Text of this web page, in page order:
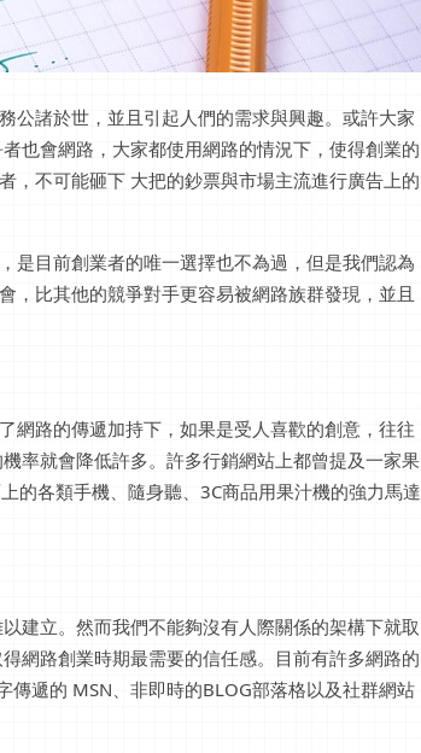
公諸於世，並且引起人們的需求與興趣。或許大家
也會網路，大家都使用網路的情況下，使得創業的
，不可能砸下 大把的鈔票與市場主流進行廣告上的
是目前創業者的唯一選擇也不為過，但是我們認為
，比其他的競爭對手更容易被網路族群發現，並且
網路的傳遞加持下，如果是受人喜歡的創意，往往
率就會降低許多。許多行銷網站上都曾提及一家果
的各類手機、隨身聽、3C商品用果汁機的強力馬達
建立。然而我們不能夠沒有人際關係的架構下就取
網路創業時期最需要的信任感。目前有許多網路的
傳遞的 MSN、非即時的BLOG部落格以及社群網站